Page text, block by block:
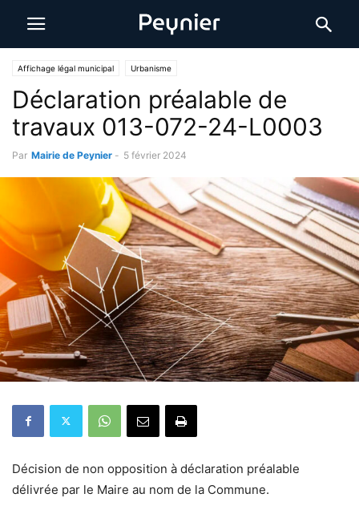
Affichage légal municipal Urbanisme
Déclaration préalable de
travaux 013-072-24-L0003
Par Mairie de Peynier - 5 février 2024
Décision de non opposition à déclaration préalable
délivrée par le Maire au nom de la Commune.